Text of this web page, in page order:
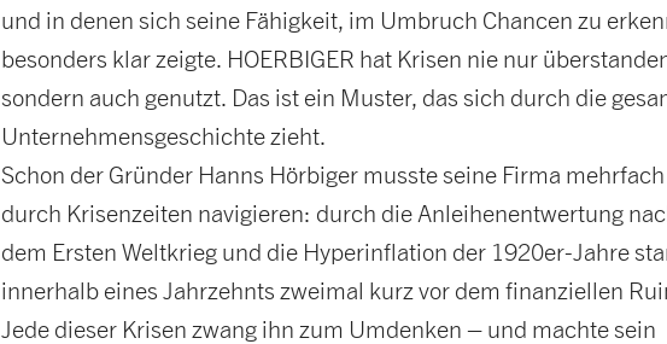
und in denen sich seine Fähigkeit, im Umbruch Chancen zu
besonders klar zeigte. HOERBIGER hat Krisen nie nur
sondern auch genutzt. Das ist ein Muster, das sich durch die
Unternehmensgeschichte zieht.
Schon der Gründer Hanns Hörbiger musste seine Firma mehrfach
durch Krisenzeiten navigieren: durch die Anleihenentwertung
dem Ersten Weltkrieg und die Hyperinflation der 1920er-Jahre
innerhalb eines Jahrzehnts zweimal kurz vor dem finanziellen
Jede dieser Krisen zwang ihn zum Umdenken – und machte sein